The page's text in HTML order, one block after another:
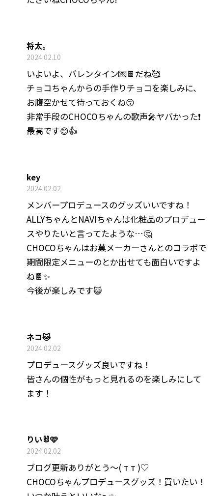
将太。
2024.02.10
いよいよ、バレンタイン💌🍫だね🥰
チョコちゃんからの手作りチョコを楽しみに、
お腹空かせて待っておくね😚
非常手段のCHOCOちゃんの歌声🎤ヤバかった❗️
最高です😊👍
key
2024.02.02
メンバープロデュースのグッズいいですね！
ALLYちゃんとNAVIちゃんは化粧品のプロデュー
スやりたいと言ってたような…🤔
CHOCOちゃんはお菓メーカーさんとのコラボで
期間限定メニューのとか出せても面白いですよ
ね🍫✨
今後が楽しみです😺
ネコ🐱
2024.02.02
プロデュースグッズ良いですね！
皆さんの個性がもっと見れるのを楽しみにして
ます！
りい🐰🩷
2024.02.02
ブログ更新ありがとう〜( т т )♡
CHOCOちゃんプロデュースグッズ！買いたい！